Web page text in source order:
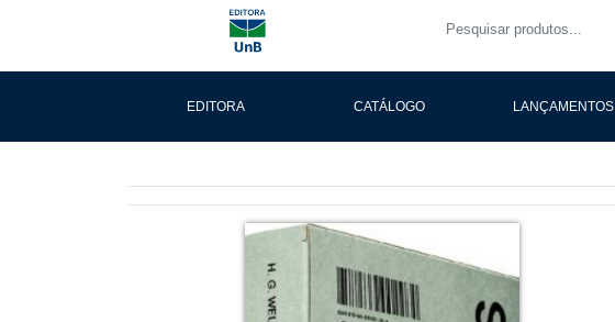
EDITORA CATÁLOGO LANÇAMENTOS